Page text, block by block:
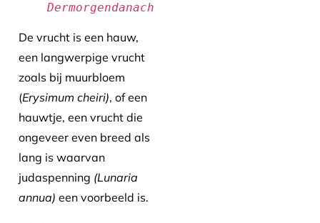
Dermorgendanach
De vrucht is een hauw,
een langwerpige vrucht
zoals bij muurbloem
(Erysimum cheiri), of een
hauwtje, een vrucht die
ongeveer even breed als
lang is waarvan
judaspenning (Lunaria
annua) een voorbeeld is.